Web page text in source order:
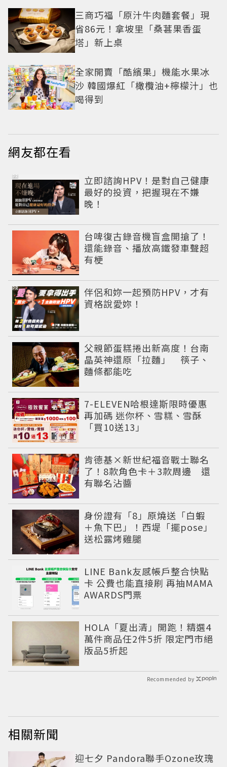
三商巧福「原汁牛肉麵套餐」現
省86元！拿坡里「桑葚果香蛋
塔」新上桌
全家開賣「酷繽果」機能水果冰
沙 韓國爆紅「橄欖油+檸檬汁」也
喝得到
網友都在看
立即諮詢HPV！是對自己健康
最好的投資，把握現在不嫌
晚！
PR
台啤復古錄音機盲盒開搶了！
還能錄音、播放高鐵發車聲超
有梗
伴侶和妳一起預防HPV，才有
資格說愛妳！
PR
父親節蛋糕捲出新高度！台南
晶英神還原「拉麵」 筷子、
麵條都能吃
7-ELEVEN哈根達斯限時優惠
再加碼 迷你杯、雪糕、雪酥
「買10送13」
肯德基×新世紀福音戰士聯名
了！8款角色卡＋3款周邊 還
有聯名沾醬
身份證有「8」原燒送「白蝦
＋魚下巴」！西堤「擺pose」
送松露烤雞腿
LINE Bank友感帳戶整合快點
卡 公費也能直接刷 再抽MAMA
AWARDS門票
HOLA「夏出清」開跑！精選4
萬件商品任2件5折 限定門市絕
版品5折起
Recommended by
相關新聞
迎七夕 Pandora聯手Ozone玫瑰